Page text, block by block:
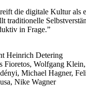
die digitale Kultur als
traditionelle
in Frage.
Heinrich Detering
Fioretos, Wolfgang
Michael Hagner,
Nike Wagner